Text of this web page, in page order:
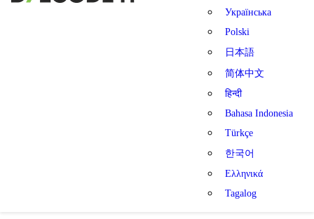
Українська
Polski
日本語
简体中文
हिन्दी
Bahasa Indonesia
Türkçe
한국어
Ελληνικά
Tagalog